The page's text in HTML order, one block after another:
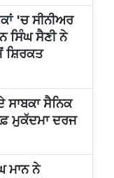
'ਚ ਸੀਨੀਅਰ
ਸਿੰਘ ਸੈਣੀ ਨੇ
ਸ਼ਿਰਕਤ
ਸਾਬਕਾ ਸੈਨਿਕ
ਮੁਕੱਦਮਾ ਦਰਜ
ਮਾਨ ਨੇ